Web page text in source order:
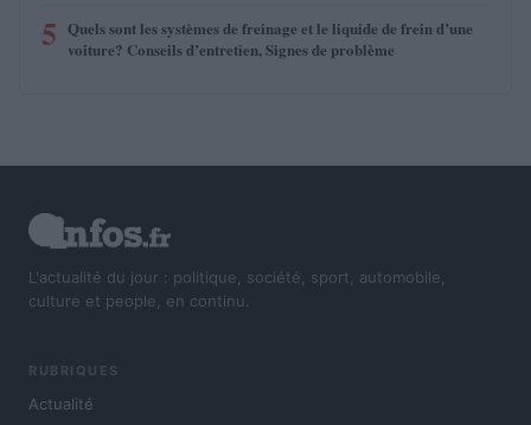
5 Quels sont les systèmes de freinage et le liquide de frein d’une
voiture? Conseils d’entretien, Signes de problème
L'actualité du jour : politique, société, sport, automobile,
culture et people, en continu.
RUBRIQUES
Actualité